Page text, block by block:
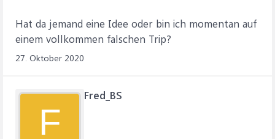
Hat da jemand eine Idee oder bin ich momentan auf
einem vollkommen falschen Trip?
27. Oktober 2020
F
Fred_BS